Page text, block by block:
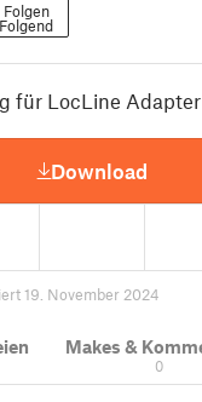
Folgen
Folgend
für LocLine Adapter
Download
19. November 2024
Makes &
0